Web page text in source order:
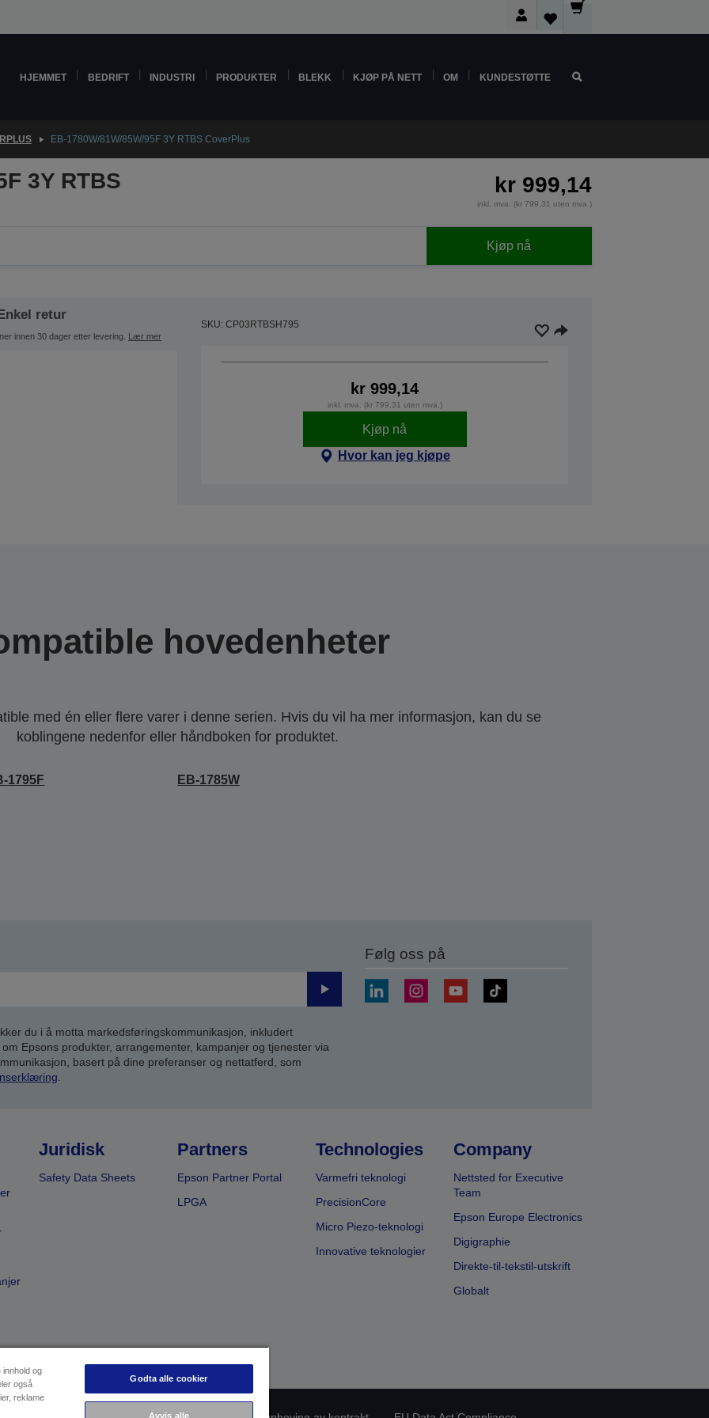
HJEMMET BEDRIFT INDUSTRI PRODUKTER BLEKK KJØP PÅ NETT OM KUNDESTØTTE
EB-1780W/81W/85W/95F 3Y RTBS CoverPlus
3Y RTBS kr 999,14
inkl. mva. (kr 799,31 uten mva.)
Kjøp nå
retur
innen 30 dager etter levering. Lær mer
SKU: CP03RTBSH795
kr 999,14
inkl. mva. (kr 799,31 uten mva.)
Kjøp nå
Hvor kan jeg kjøpe
hovedenheter
med én eller flere varer i denne serien. Hvis du vil ha mer informasjon, kan du se
koblingene nedenfor eller håndboken for produktet.
1795F EB-1785W
Send
du i å motta markedsføringskommunikasjon, inkludert
Epsons produkter, arrangementer, kampanjer og tjenester via
basert på dine preferanser og nettatferd, som
Følg oss på
Juridisk
Safety Data Sheets
Partners
Epson Partner Portal
LPGA
Technologies
Varmefri teknologi
PrecisionCore
Micro Piezo-teknologi
Innovative teknologier
Company
Nettsted for Executive
Team
Epson Europe Electronics
Digigraphie
Direkte-til-tekstil-utskrift
Globalt
innhold og
også
reklame
Godta alle cookier
Avvis alle